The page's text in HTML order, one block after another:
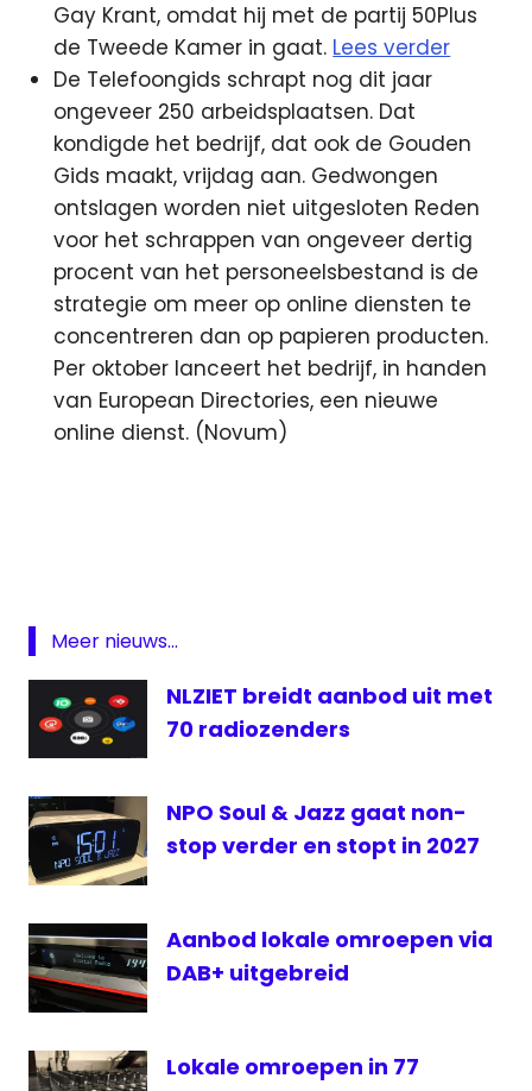
Gay Krant, omdat hij met de partij 50Plus
de Tweede Kamer in gaat. Lees verder
De Telefoongids schrapt nog dit jaar
ongeveer 250 arbeidsplaatsen. Dat
kondigde het bedrijf, dat ook de Gouden
Gids maakt, vrijdag aan. Gedwongen
ontslagen worden niet uitgesloten Reden
voor het schrappen van ongeveer dertig
procent van het personeelsbestand is de
strategie om meer op online diensten te
concentreren dan op papieren producten.
Per oktober lanceert het bedrijf, in handen
van European Directories, een nieuwe
online dienst. (Novum)
Radio
zenders
Zuidwest
Meer nieuws...
NLZIET breidt aanbod uit met
70 radiozenders
NPO Soul & Jazz gaat non-
stop verder en stopt in 2027
Aanbod lokale omroepen via
DAB+ uitgebreid
Lokale omroepen in 77